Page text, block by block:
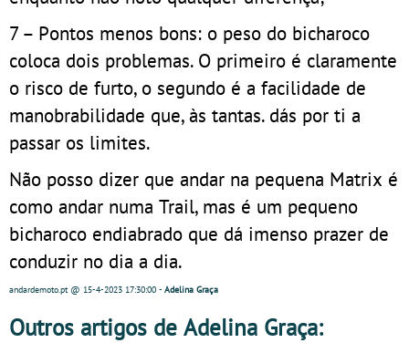
7 – Pontos menos bons: o peso do bicharoco
coloca dois problemas. O primeiro é claramente
o risco de furto, o segundo é a facilidade de
manobrabilidade que, às tantas. dás por ti a
passar os limites.
Não posso dizer que andar na pequena Matrix é
como andar numa Trail, mas é um pequeno
bicharoco endiabrado que dá imenso prazer de
conduzir no dia a dia.
andardemoto.pt@ 15-4-2023 17:30:00 - Adelina Graça
Outros artigos de Adelina Graça: